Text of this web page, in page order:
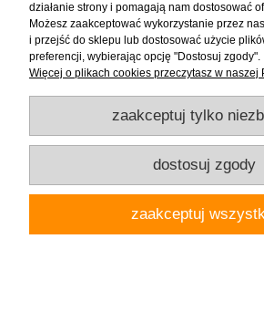
Firma "Wnętrza" Alicja Galewska | ul.
woj.łódzkie | tel.: 786912008, 789280889 | email:
NIP 769-113-24-80 | REGON:
Sklep internetowy
działanie strony i pomagają nam dostosować
Możesz zaakceptować wykorzystanie przez
i przejść do sklepu lub dostosować użycie
preferencji, wybierając opcję "Dostosuj zgody".
Więcej o plikach cookies przeczytasz w naszej
zaakceptuj tylko
dostosuj zgody
zaakceptuj